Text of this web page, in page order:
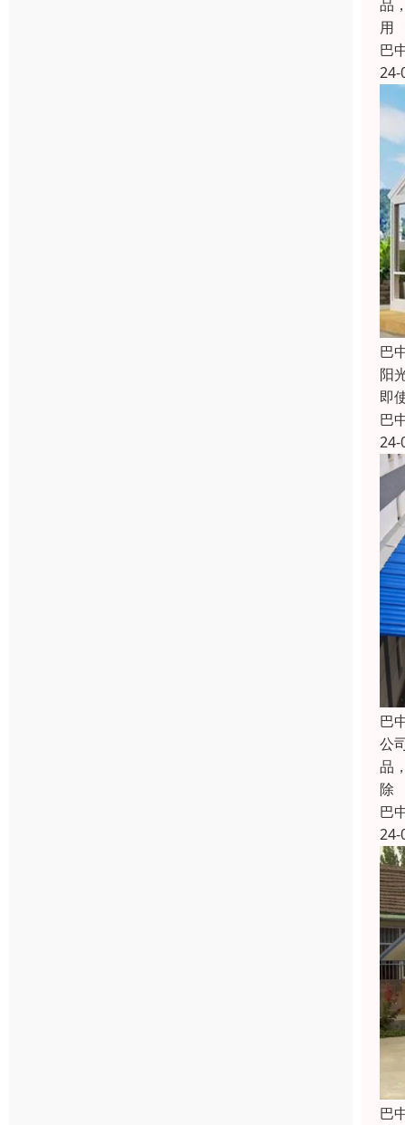
品
用
巴
24-
巴
阳
即
巴
24-
巴
公
品
除
巴
24-
巴